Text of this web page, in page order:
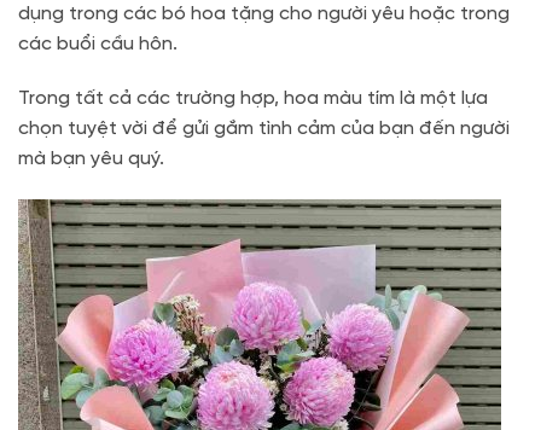
dụng trong các bó hoa tặng cho người yêu hoặc trong
các buổi cầu hôn.
Trong tất cả các trường hợp, hoa màu tím là một lựa
chọn tuyệt vời để gửi gắm tình cảm của bạn đến người
mà bạn yêu quý.